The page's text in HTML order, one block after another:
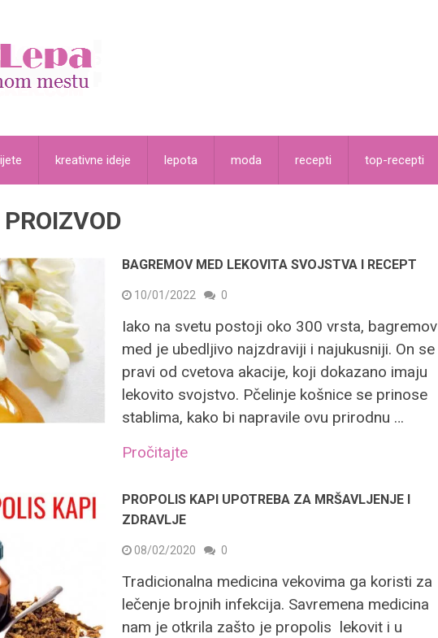
kreativne ideje lepota moda recepti top-recepti
BAGREMOV MED LEKOVITA SVOJSTVA I RECEPT
10/01/2022 0
Iako na svetu postoji oko 300 vrsta, bagremov
med je ubedljivo najzdraviji i najukusniji. On se
pravi od cvetova akacije, koji dokazano imaju
lekovito svojstvo. Pčelinje košnice se prinose
stablima, kako bi napravile ovu prirodnu …
Pročitajte
PROPOLIS KAPI UPOTREBA ZA MRŠAVLJENJE I
ZDRAVLJE
08/02/2020 0
Tradicionalna medicina vekovima ga koristi za
lečenje brojnih infekcija. Savremena medicina
nam je otkrila zašto je propolis lekovit i u